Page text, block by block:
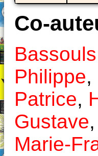
Co-
Philippe,
Patrice,
Gustave,
Marie-